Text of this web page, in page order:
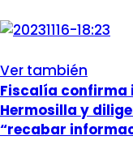
Ver también
Fiscalía confirma
Hermosilla y
“recabar